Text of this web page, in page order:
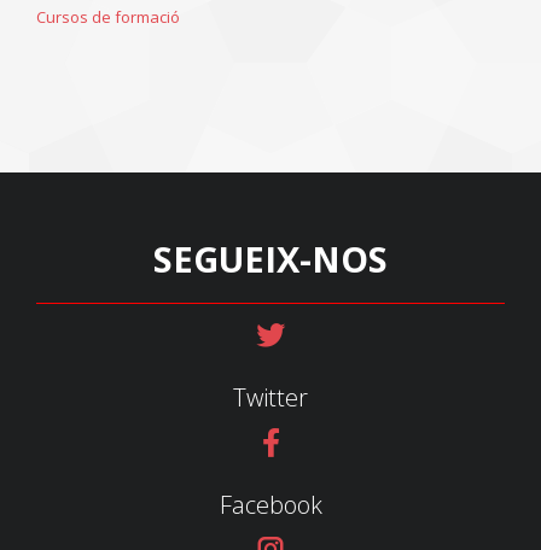
Cursos de formació
SEGUEIX-NOS
Twitter
Facebook